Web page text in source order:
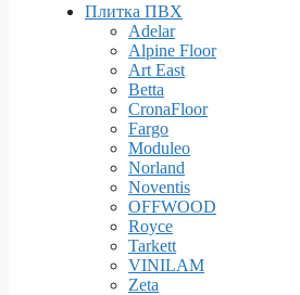
Плитка ПВХ
Adelar
Alpine Floor
Art East
Betta
CronaFloor
Fargo
Moduleo
Norland
Noventis
OFFWOOD
Royce
Tarkett
VINILAM
Zeta